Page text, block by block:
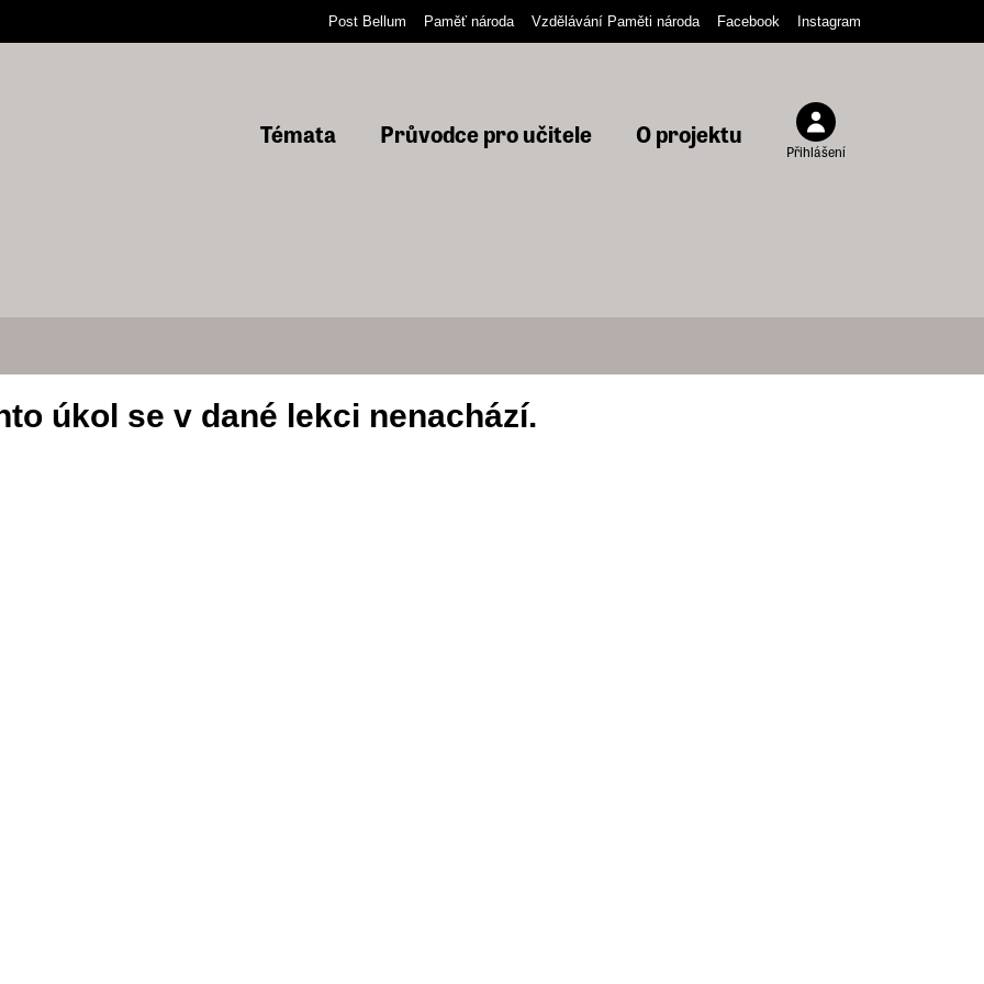
Post Bellum Paměť národa Vzdělávání Paměti národa Facebook Instagram
Témata Průvodce pro učitele O projektu
Přihlášení
úkol se v dané lekci nenachází.